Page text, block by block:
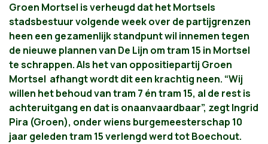
Groen Mortsel is verheugd dat het Mortsels
stadsbestuur volgende week over de partijgrenzen
heen een gezamenlijk standpunt wil innemen tegen
de nieuwe plannen van De Lijn om tram 15 in Mortsel
te schrappen. Als het van oppositiepartij Groen
Mortsel afhangt wordt dit een krachtig neen. “Wij
willen het behoud van tram 7 én tram 15, al de rest is
achteruitgang en dat is onaanvaardbaar”, zegt Ingrid
Pira (Groen), onder wiens burgemeesterschap 10
jaar geleden tram 15 verlengd werd tot Boechout.